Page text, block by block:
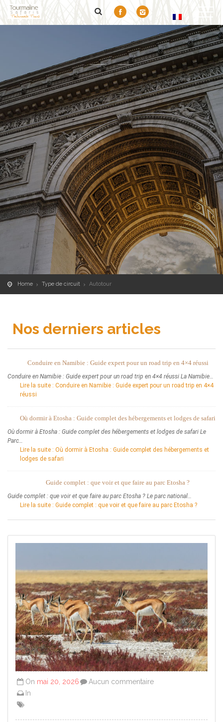
Home Type de circuit Autotour
Nos derniers articles
Conduire en Namibie : Guide expert pour un road trip en 4×4 réussi
Conduire en Namibie : Guide expert pour un road trip en 4×4 réussi La Namibie…
Lire la suite : Conduire en Namibie : Guide expert pour un road trip en 4×4
réussi
Où dormir à Etosha : Guide complet des hébergements et lodges de safari
Où dormir à Etosha : Guide complet des hébergements et lodges de safari Le
Parc…
Lire la suite : Où dormir à Etosha : Guide complet des hébergements et
lodges de safari
Guide complet : que voir et que faire au parc Etosha ?
Guide complet : que voir et que faire au parc Etosha ? Le parc national…
Lire la suite : Guide complet : que voir et que faire au parc Etosha ?
On mai 20, 2026
In
Aucun commentaire